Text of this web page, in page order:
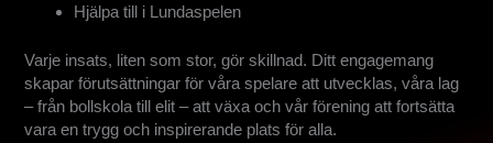
Hjälpa till i Lundaspelen
Varje insats, liten som stor, gör skillnad. Ditt engagemang
skapar förutsättningar för våra spelare att utvecklas, våra lag
– från bollskola till elit – att växa och vår förening att fortsätta
vara en trygg och inspirerande plats för alla.